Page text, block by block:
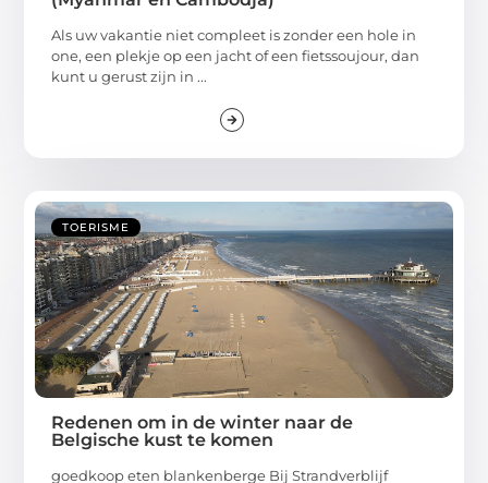
Als uw vakantie niet compleet is zonder een hole in
one, een plekje op een jacht of een fietssoujour, dan
kunt u gerust zijn in ...
TOERISME
Redenen om in de winter naar de
Belgische kust te komen
goedkoop eten blankenberge Bij Strandverblijf